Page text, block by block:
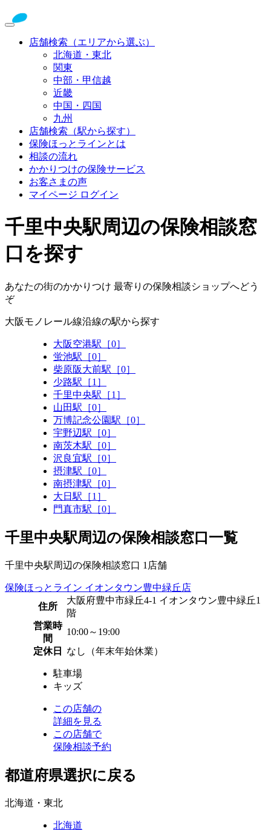
店舗検索（エリアから選ぶ）
北海道・東北
関東
中部・甲信越
近畿
中国・四国
九州
店舗検索（駅から探す）
保険ほっとラインとは
相談の流れ
かかりつけの保険サービス
お客さまの声
マイページ ログイン
千里中央駅周辺の保険相談窓
口を探す
あなたの街のかかりつけ 最寄りの保険相談ショップへどう
ぞ
大阪モノレール線沿線の駅から探す
大阪空港駅［0］
蛍池駅［0］
柴原阪大前駅［0］
少路駅［1］
千里中央駅［1］
山田駅［0］
万博記念公園駅［0］
宇野辺駅［0］
南茨木駅［0］
沢良宜駅［0］
摂津駅［0］
南摂津駅［0］
大日駅［1］
門真市駅［0］
千里中央駅周辺の保険相談窓口一覧
千里中央駅周辺の保険相談窓口 1 店舗
保険ほっとライン イオンタウン豊中緑丘店
住所
大阪府豊中市緑丘4-1 イオンタウン豊中緑丘1
階
営業時
間
10:00～19:00
定休日
なし（年末年始休業）
駐車場
キッズ
この店舗の
詳細を見る
この店舗で
保険相談予約
都道府県選択に戻る
北海道・東北
北海道